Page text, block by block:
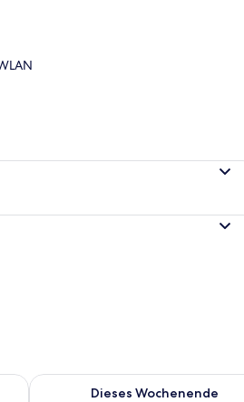
Aug. 9 - Aug. 10.
Dieses Wochenende
Überprüfe die Verfügbarkeit für